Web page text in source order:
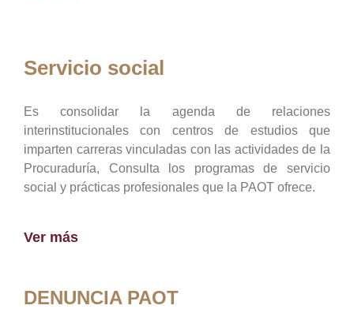
Servicio social
Es consolidar la agenda de relaciones
interinstitucionales con centros de estudios que
imparten carreras vinculadas con las actividades de la
Procuraduría, Consulta los programas de servicio
social y prácticas profesionales que la PAOT ofrece.
Ver más
DENUNCIA PAOT